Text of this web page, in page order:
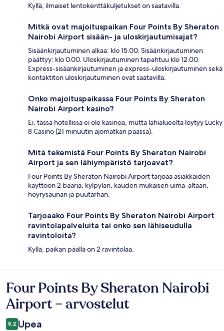
Kyllä, ilmaiset lentokenttäkuljetukset on saatavilla.
Mitkä ovat majoituspaikan Four Points By Sheraton
Nairobi Airport sisään- ja uloskirjautumisajat?
Sisäänkirjautuminen alkaa: klo 15.00. Sisäänkirjautuminen
päättyy: klo 0.00. Uloskirjautuminen tapahtuu klo 12.00.
Express-sisäänkirjautuminen ja express-uloskirjautuminen sekä
kontaktiton uloskirjautuminen ovat saatavilla.
Onko majoituspaikassa Four Points By Sheraton
Nairobi Airport kasino?
Ei, tässä hotellissa ei ole kasinoa, mutta lähialueelta löytyy Lucky
8 Casino (21 minuutin ajomatkan päässä).
Mitä tekemistä Four Points By Sheraton Nairobi
Airport ja sen lähiympäristö tarjoavat?
Four Points By Sheraton Nairobi Airport tarjoaa asiakkaiden
käyttöön 2 baaria, kylpylän, kauden mukaisen uima-altaan,
höyrysaunan ja puutarhan.
Tarjoaako Four Points By Sheraton Nairobi Airport
ravintolapalveluita tai onko sen lähiseudulla
ravintoloita?
Kyllä, paikan päällä on 2 ravintolaa.
Arvostelut
Four Points By Sheraton Nairobi
Airport – arvostelut
9,2 Upea